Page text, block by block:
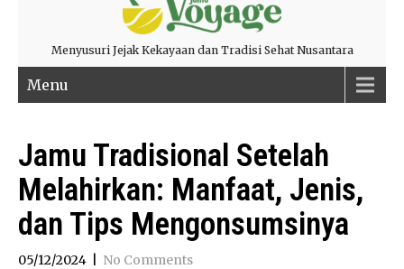
Menyusuri Jejak Kekayaan dan Tradisi Sehat Nusantara
Menu
Jamu Tradisional Setelah
Melahirkan: Manfaat, Jenis,
dan Tips Mengonsumsinya
05/12/2024
No Comments